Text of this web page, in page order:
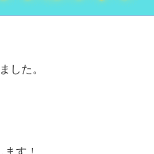
した。
ます！